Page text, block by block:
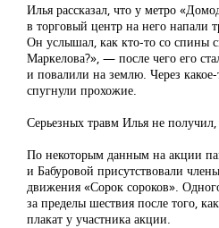
Илья рассказал, что у метро
в торговый центр на него напали
Он услышал, как кто-то со спины
Маркелова?», — после чего его
и повалили на землю. Через
спугнули прохожие.
Серьезных травм Илья не
По некоторым данным на акции
и Бабуровой присутствовали
движения «Сорок сороков».
за пределы шествия после того,
плакат у участника акции.